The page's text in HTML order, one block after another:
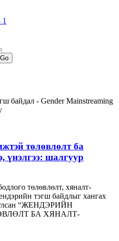
1
Go
байдал - Gender Mainstreaming
төлөвлөлт ба
үнэлгээ: шалгуур
төлөвлөлт, хяналт-
тэгш байдлыг хангах
“ЖЕНДЭРИЙН
БА ХЯНАЛТ-